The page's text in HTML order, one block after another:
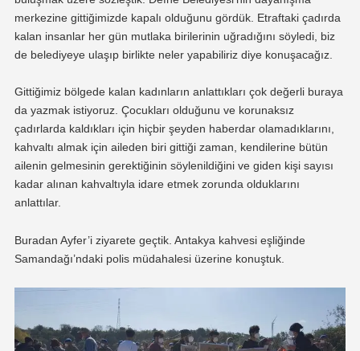
merkezine gittiğimizde kapalı olduğunu gördük. Etraftaki çadırda
kalan insanlar her gün mutlaka birilerinin uğradığını söyledi, biz
de belediyeye ulaşıp birlikte neler yapabiliriz diye konuşacağız.
Gittiğimiz bölgede kalan kadınların anlattıkları çok değerli buraya
da yazmak istiyoruz. Çocukları olduğunu ve korunaksız
çadırlarda kaldıkları için hiçbir şeyden haberdar olamadıklarını,
kahvaltı almak için aileden biri gittiği zaman, kendilerine bütün
ailenin gelmesinin gerektiğinin söylenildiğini ve giden kişi sayısı
kadar alınan kahvaltıyla idare etmek zorunda olduklarını
anlattılar.
Buradan Ayfer’i ziyarete geçtik. Antakya kahvesi eşliğinde
Samandağı’ndaki polis müdahalesi üzerine konuştuk.